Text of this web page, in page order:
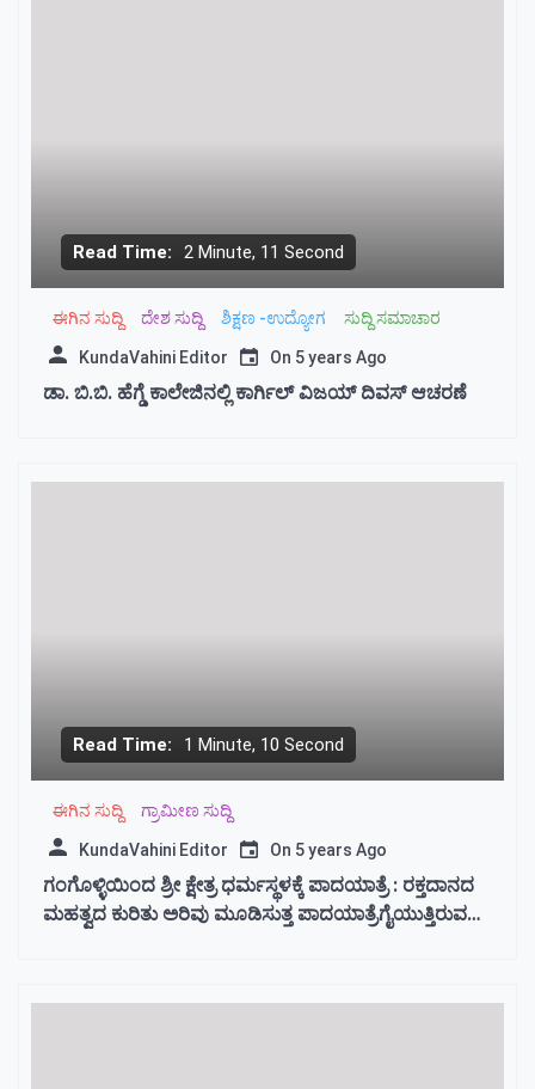
Read Time: 2 Minute, 11 Second
ಈಗಿನ ಸುದ್ದಿ ದೇಶ ಸುದ್ದಿ ಶಿಕ್ಷಣ -ಉದ್ಯೋಗ ಸುದ್ದಿ ಸಮಾಚಾರ
KundaVahini Editor On 5 years Ago
ಡಾ. ಬಿ.ಬಿ. ಹೆಗ್ಡೆ ಕಾಲೇಜಿನಲ್ಲಿ ಕಾರ್ಗಿಲ್ ವಿಜಯ್ ದಿವಸ್ ಆಚರಣೆ
Read Time: 1 Minute, 10 Second
ಈಗಿನ ಸುದ್ದಿ ಗ್ರಾಮೀಣ ಸುದ್ದಿ
KundaVahini Editor On 5 years Ago
ಗಂಗೊಳ್ಳಿಯಿಂದ ಶ್ರೀ ಕ್ಷೇತ್ರ ಧರ್ಮಸ್ಥಳಕ್ಕೆ ಪಾದಯಾತ್ರೆ : ರಕ್ತದಾನದ
ಮಹತ್ವದ ಕುರಿತು ಅರಿವು ಮೂಡಿಸುತ್ತ ಪಾದಯಾತ್ರೆಗೈಯುತ್ತಿರುವ